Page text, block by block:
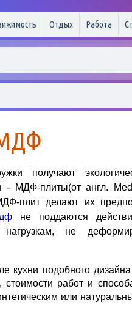
Отдых Работа
получают
- МДФ-плиты(от англ.
плит делают их
не поддаются
нагрузкам, не
кухни подобного
работ и
или